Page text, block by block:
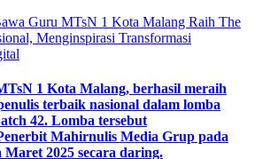
1 Kota Malang, berhasil meraih
terbaik nasional dalam lomba
42. Lomba tersebut
Mahirnulis Media Grup pada
2025 secara daring.